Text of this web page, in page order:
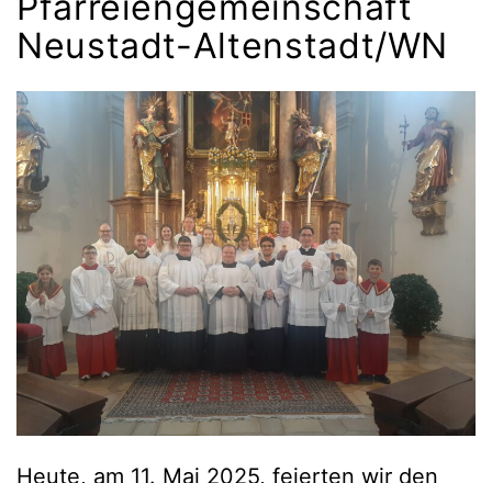
Neustadt-Altenstadt/WN
Heute, am 11. Mai 2025, feierten wir den